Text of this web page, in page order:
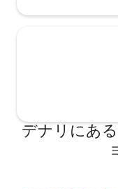
ぬ修理のために、ご
デナリにあ